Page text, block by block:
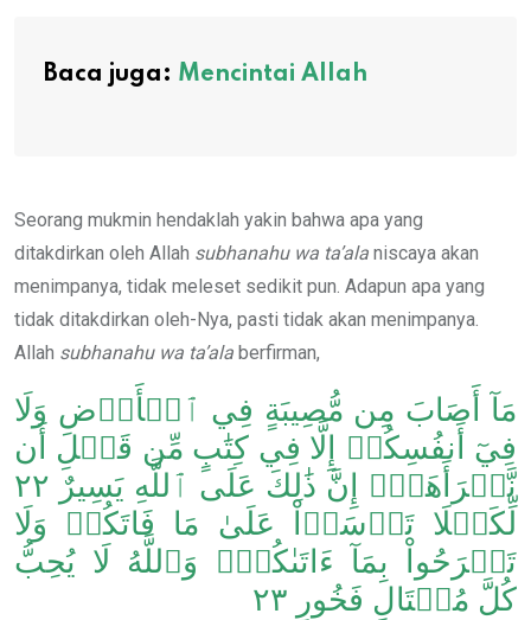
Baca juga: Mencintai Allah
Seorang mukmin hendaklah yakin bahwa apa yang
ditakdirkan oleh Allah subhanahu wa ta’ala niscaya akan
menimpanya, tidak meleset sedikit pun. Adapun apa yang
tidak ditakdirkan oleh-Nya, pasti tidak akan menimpanya.
Allah subhanahu wa ta’ala berfirman,
مَآ أَصَابَ مِن مُّصِيبَةٍ فِي ٱلۡأَرۡضِ وَلَا
فِيٓ أَنفُسِكُمۡ إِلَّا فِي كِتَٰبٍ مِّن قَبۡلِ أَن
نَّبۡرَأَهَآۚ إِنَّ ذَٰلِكَ عَلَى ٱللَّهِ يَسِيرٌ ٢٢
لِّكَيۡلَا تَأۡسَوۡاْ عَلَىٰ مَا فَاتَكُمۡ وَلَا
تَفۡرَحُواْ بِمَآ ءَاتَىٰكُمۡۗ وَٱللَّهُ لَا يُحِبُّ
كُلَّ مُخۡتَالٍ فَخُورٍ ٢٣